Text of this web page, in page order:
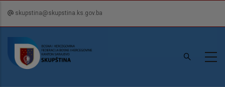
content
skupstina@skupstina.ks.gov.ba